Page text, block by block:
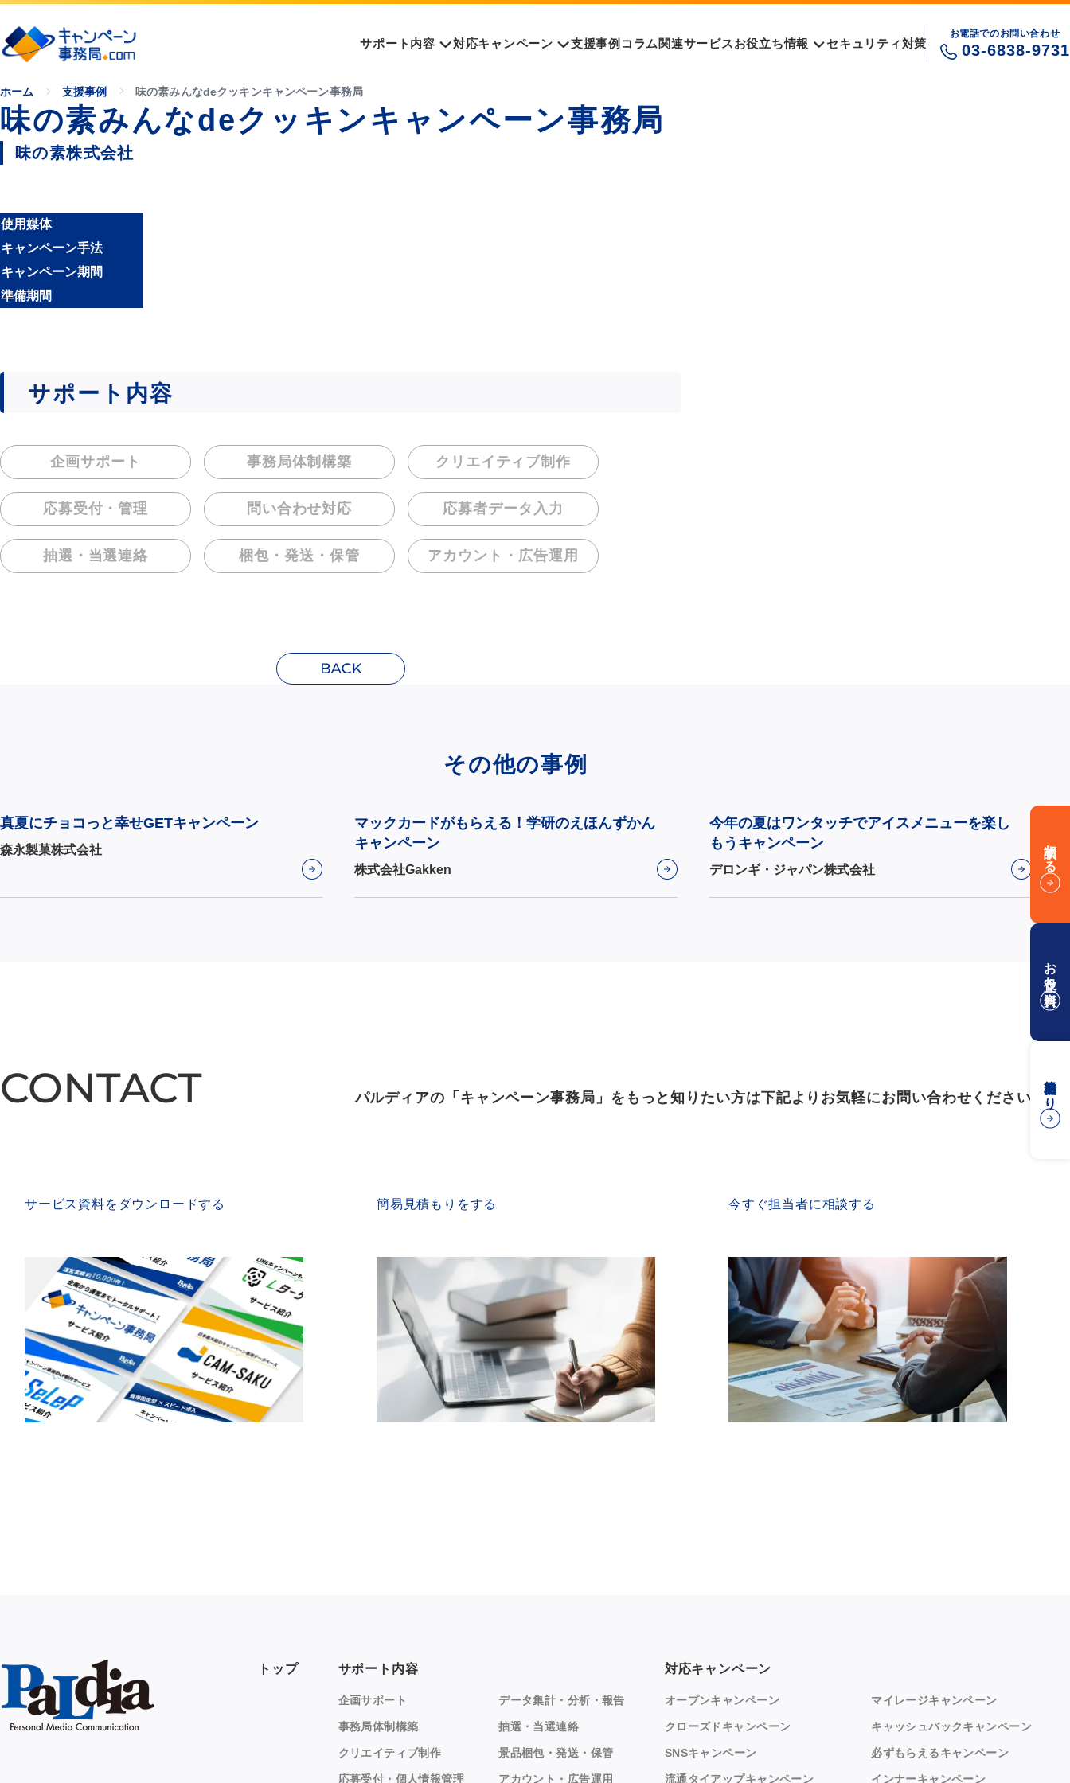
サポート内容 対応キャンペーン 支援事例 コラム 関連サービスお役立ち情報 セキュリティ対策
お電話でのお問い合わせ
03-6838-9731
ホーム 支援事例 味の素みんなdeクッキンキャンペーン事務局
味の素みんなdeクッキンキャンペーン事務局
味の素株式会社
使用媒体
キャンペーン手法
キャンペーン期間
準備期間
サポート内容
企画サポート 事務局体制構築 クリエイティブ制作
応募受付・管理 問い合わせ対応 応募者データ入力
抽選・当選連絡 梱包・発送・保管 アカウント・ 広告運用
その他の事例
真夏にチョコっと幸せGETキャンペーン
森永製菓株式会社
マックカードがもらえる！学研のえほんずかん
キャンペーン
株式会社Gakken
今年の夏はワンタッチでアイスメニューを楽し
もうキャンペーン
デロンギ・ジャパン株式会社
CONTACT
CONTACT パルディアの「キャンペーン事務局」をもっと知りたい方は下記よりお気軽にお問い合わせください
サービス資料をダウンロードする 簡易見積もりをする 今すぐ担当者に相談する
トップ サポート内容
企画サポート
事務局体制構築
クリエイティブ制作
応募受付・個人情報管理
データ集計・分析・報告
抽選・当選連絡
景品梱包・発送・保管
アカウント・広告運用
対応キャンペーン
オープンキャンペーン
クローズドキャンペーン
SNSキャンペーン
流通タイアップキャンペーン
マイレージキャンペーン
キャッシュバックキャンペーン
必ずもらえるキャンペーン
インナーキャンペーン
相談する
お役立ち資料
簡易見積もり